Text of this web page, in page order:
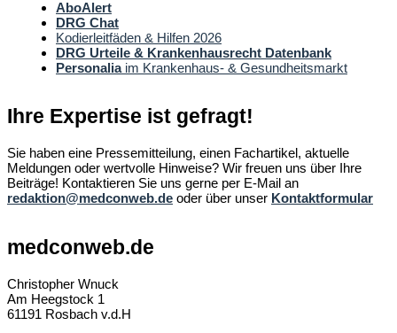
AboAlert
DRG Chat
Kodierleitfäden & Hilfen 2026
DRG Urteile & Krankenhausrecht Datenbank
Personaliaim Krankenhaus- & Gesundheitsmarkt
Ihre Expertise ist gefragt!
Sie haben eine Pressemitteilung, einen Fachartikel, aktuelle
Meldungen oder wertvolle Hinweise? Wir freuen uns über Ihre
Beiträge! Kontaktieren Sie uns gerne per E-Mail an
redaktion@medconweb.de oder über unser Kontaktformular
medconweb.de
Christopher Wnuck
Am Heegstock 1
61191 Rosbach v.d.H